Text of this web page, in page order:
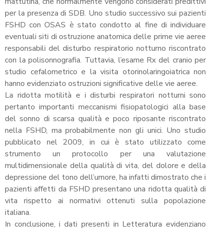
per la presenza di SDB. Uno studio successivo sui pazienti
FSHD con OSAS è stato condotto al fine di individuare
eventuali siti di ostruzione anatomica delle prime vie aeree
responsabili del disturbo respiratorio notturno riscontrato
con la polisonnografia. Tuttavia, l’esame Rx del cranio per
studio cefalometrico e la visita otorinolaringoiatrica non
hanno evidenziato ostruzioni significative delle vie aeree.
La ridotta motilità e i disturbi respiratori notturni sono
pertanto importanti meccanismi fisiopatologici alla base
del sonno di scarsa qualità e poco riposante riscontrato
nella FSHD, ma probabilmente non gli unici. Uno studio
pubblicato nel 2009, in cui è stato utilizzato come
strumento un protocollo per una valutazione
multidimensionale della qualità di vita, del dolore e della
depressione del tono dell’umore, ha infatti dimostrato che i
pazienti affetti da FSHD presentano una ridotta qualità di
vita rispetto ai normativi ottenuti sulla popolazione
italiana.
In conclusione, i dati presenti in Letteratura evidenziano